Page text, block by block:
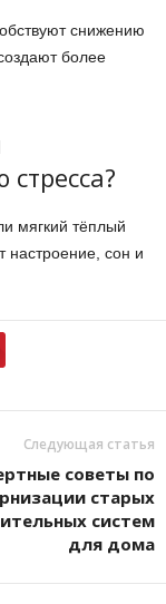
снижению
более
мягкий тёплый
настроение, сон и
Следующая статья
советы по
старых
систем
для дома